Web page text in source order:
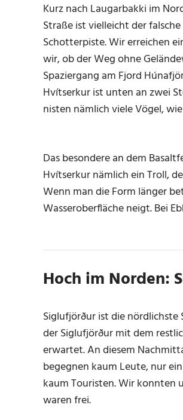
Kurz nach Laugarbakki im
Straße ist vielleicht der
Schotterpiste. Wir erreichen
wir, ob der Weg ohne
Spaziergang am Fjord
Hvítserkur ist unten an zwei
nisten nämlich viele Vögel,
Das besondere an dem
Hvítserkur nämlich ein Troll,
Wenn man die Form länger
Wasseroberfläche neigt. Bei
Hoch im Norden:
Siglufjörður ist die nördlichste
der Siglufjörður mit dem
erwartet. An diesem
begegnen kaum Leute, nur
kaum Touristen. Wir konnten
waren frei.